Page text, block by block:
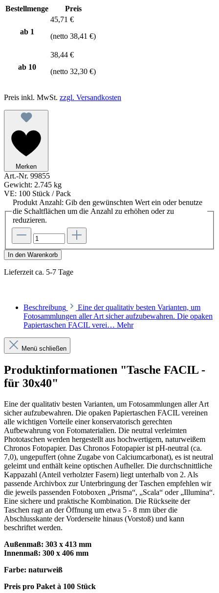
Bestellmenge Preis
ab 1
45,71 €
(netto 38,41 €)
ab 10
38,44 €
(netto 32,30 €)
Preis inkl. MwSt. zzgl. Versandkosten
Merken
Art.-Nr. 99855
Gewicht: 2.745 kg
VE: 100 Stück / Pack
Produkt Anzahl: Gib den gewünschten Wert ein oder benutze
die Schaltflächen um die Anzahl zu erhöhen oder zu
reduzieren.
In den Warenkorb
Lieferzeit ca. 5-7 Tage
Beschreibung
Eine der qualitativ besten Varianten, um
Fotosammlungen aller Art sicher aufzubewahren. Die opaken
Papiertaschen FACIL verei… Mehr
Menü schließen
Produktinformationen "Tasche FACIL -
für 30x40"
Eine der qualitativ besten Varianten, um Fotosammlungen aller Art
sicher aufzubewahren. Die opaken Papiertaschen FACIL vereinen
alle wichtigen Vorteile einer konservatorisch gerechten
Aufbewahrung von Fotomaterialien. Die neutral verleimten
Phototaschen werden hergestellt aus hochwertigem, naturweißem
Chronos Fotopapier. Das Chronos Fotopapier ist pH-neutral (ca.
7,0), ungepuffert (ohne Zugabe von Calciumcarbonat), es ist neutral
geleimt und enthält keine optischen Aufheller. Die durchschnittliche
Kappazahl (Anteil verholzter Fasern) liegt unterhalb von 2. Als
passende Archivbox zur Unterbringung der Taschen empfehlen wir
die jeweils passenden Fotoboxen „Prisma“, „Scala“ oder „Illumina“.
Eine sichere und praktische Kombination. Die Rückseite der
Taschen ragt an der Öffnung um etwa 5 - 8 mm über die
Abschlusskante der Vorderseite hinaus (Vorstoß) und kann
beschriftet werden.
Außenmaß: 303 x 413 mm
Innenmaß: 300 x 406 mm
Farbe: naturweiß
Preis pro Paket à 100 Stück